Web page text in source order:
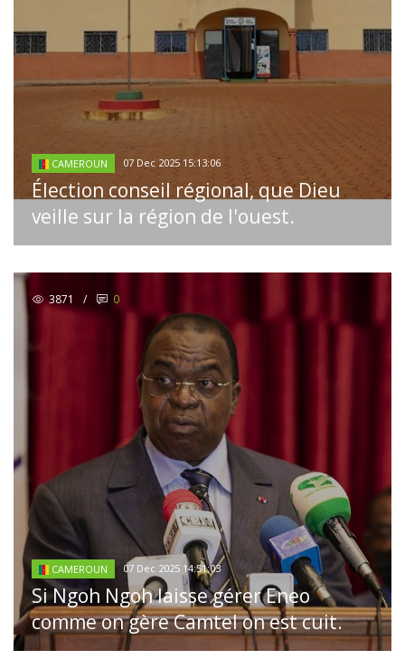
CAMEROUN 07 Dec 2025 15:13:06
Élection conseil régional, que Dieu
veille sur la région de l'ouest.
3871 / 0
CAMEROUN 07 Dec 2025 14:51:03
Si Ngoh Ngoh laisse gérer Eneo
comme on gère Camtel on est cuit.